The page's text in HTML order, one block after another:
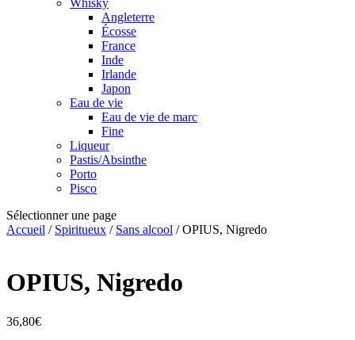
Whisky
Angleterre
Écosse
France
Inde
Irlande
Japon
Eau de vie
Eau de vie de marc
Fine
Liqueur
Pastis/Absinthe
Porto
Pisco
Sélectionner une page
Accueil / Spiritueux / Sans alcool / OPIUS, Nigredo
OPIUS, Nigredo
36,80€